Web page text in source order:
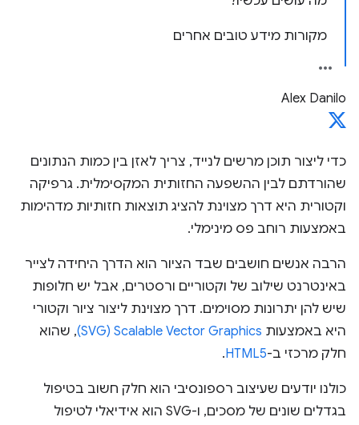
מקורות מידע טובים אחרים
Alex Danilo
כדי ליצור תוכן מרשים לנייד, צריך לאזן בין כמות הנתונים
שהורדתם לבין ההשפעה החזותית המקסימלית. גרפיקה
וקטורית היא דרך מצוינת להציג תוצאות חזותיות מדהימות
באמצעות רוחב פס מינימלי.
הרבה אנשים חושבים שבד הציור הוא הדרך היחידה לצייר
באינטרנט שילוב של וקטוריים ורסטרים, אבל יש חלופות
שיש להן יתרונות מסוימים. דרך מצוינת ליצור ציור וקטורי
היא באמצעות Scalable Vector Graphics‏ (SVG)
, שהוא
חלק מרכזי ב-HTML5
.
כולנו יודעים שעיצוב רספונסיבי הוא חלק חשוב בטיפול
בגדלים שונים של מסכים, ו-SVG הוא אידיאלי לטיפול